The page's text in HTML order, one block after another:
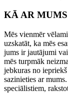
KĀ AR
Mēs vienmēr
uzskatāt, ka mēs
jums ir jautājumi
mēs turpmāk
jebkuras no
sazinieties ar
speciālistiem,